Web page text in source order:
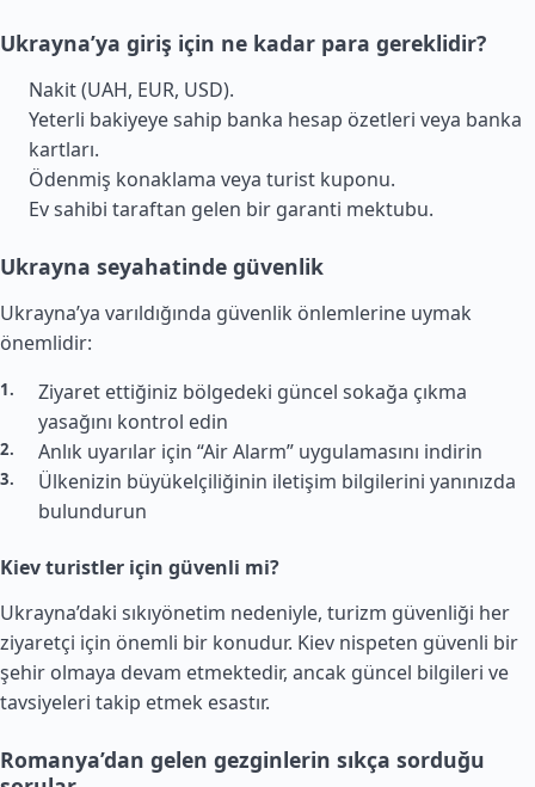
Ukrayna’ya giriş için ne kadar para gereklidir?
Nakit (UAH, EUR, USD).
Yeterli bakiyeye sahip banka hesap özetleri veya banka
kartları.
Ödenmiş konaklama veya turist kuponu.
Ev sahibi taraftan gelen bir garanti mektubu.
Ukrayna seyahatinde güvenlik
Ukrayna’ya varıldığında güvenlik önlemlerine uymak
önemlidir:
Ziyaret ettiğiniz bölgedeki güncel sokağa çıkma
yasağını kontrol edin
Anlık uyarılar için “Air Alarm” uygulamasını indirin
Ülkenizin büyükelçiliğinin iletişim bilgilerini yanınızda
bulundurun
Kiev turistler için güvenli mi?
Ukrayna’daki sıkıyönetim nedeniyle, turizm güvenliği her
ziyaretçi için önemli bir konudur. Kiev nispeten güvenli bir
şehir olmaya devam etmektedir, ancak güncel bilgileri ve
tavsiyeleri takip etmek esastır.
Romanya’dan gelen gezginlerin sıkça sorduğu